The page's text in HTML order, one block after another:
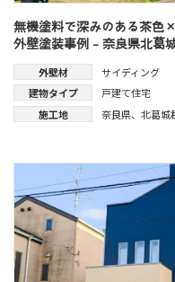
無機塗料で深みのある茶色
外壁塗装事例 - 奈良県北葛
外壁材
サイディング
建物タイプ
戸建て住宅
施工地
奈良県、 北葛城